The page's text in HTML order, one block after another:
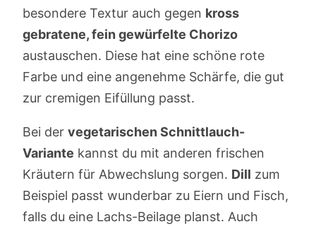
besondere Textur auch gegen kross
gebratene, fein gewürfelte Chorizo
austauschen. Diese hat eine schöne rote
Farbe und eine angenehme Schärfe, die gut
zur cremigen Eifüllung passt.
Bei der vegetarischen Schnittlauch-
Variante kannst du mit anderen frischen
Kräutern für Abwechslung sorgen. Dill zum
Beispiel passt wunderbar zu Eiern und Fisch,
falls du eine Lachs-Beilage planst. Auch